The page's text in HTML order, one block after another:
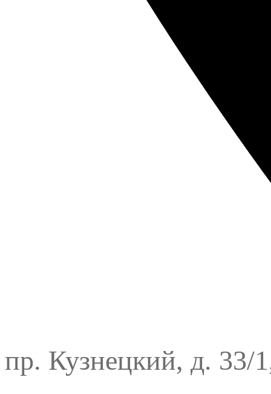
пр. Кузнецкий, д. 33/